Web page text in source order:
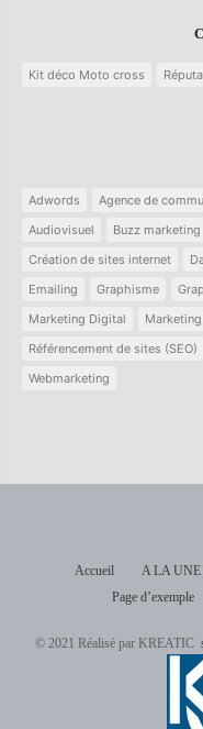
Kit déco Moto cross
Adwords Agence de
Audiovisuel
Buzz marketing
Création de sites internet
Emailing
Graphisme
Marketing Digital
Référencement de sites (SEO)
Webmarketing
Accueil A LA UNE
Page d’exemple
© 2021 Réalisé par KREATIC